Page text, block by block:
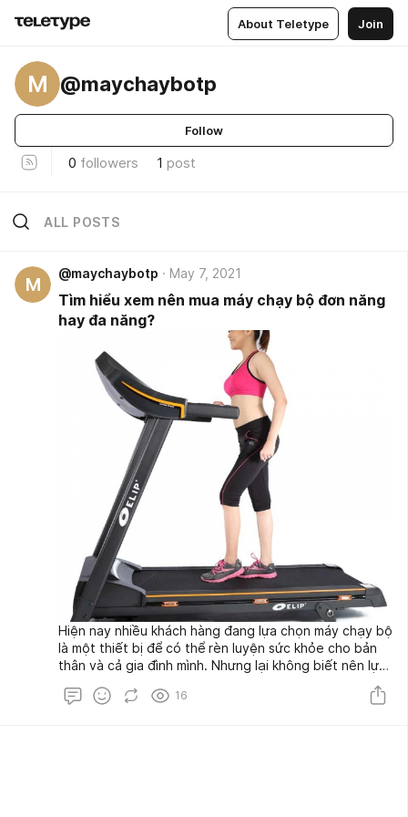
About Teletype Join
M @maychaybotp
Follow
0 followers 1 post
ALL POSTS
M
@maychaybotp May 7, 2021
Tìm hiểu xem nên mua máy chạy bộ đơn năng
hay đa năng?
Hiện nay nhiều khách hàng đang lựa chọn máy chạy bộ
là một thiết bị để có thể rèn luyện sức khỏe cho bản
thân và cả gia đình mình. Nhưng lại không biết nên lựa
chọn loại máy nào tốt. Hôm nay hãy cùng thể thao tài
phát đi Tìm hiểu xem nên mua máy chạy bộ đơn năng
16